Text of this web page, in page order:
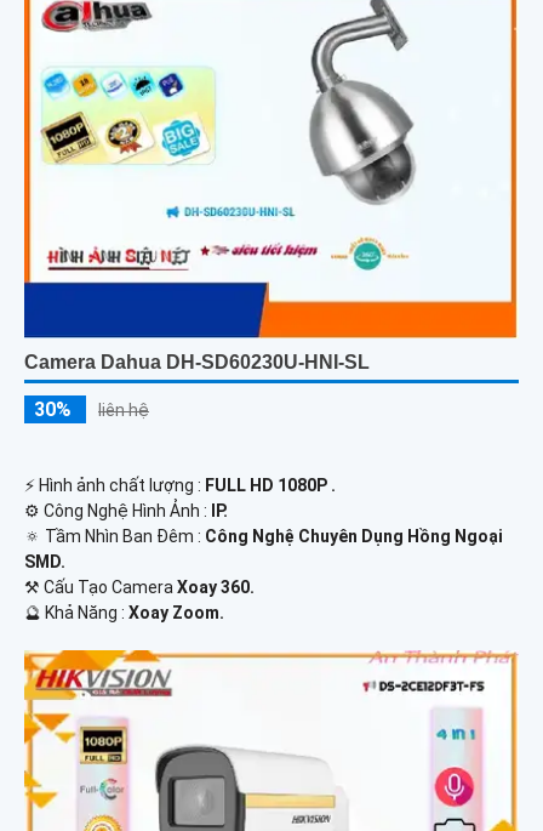
Camera Dahua DH-SD60230U-HNI-SL
30% liên hệ
️⚡ Hình ảnh chất lượng : FULL HD 1080P .
⚙ Công Nghệ Hình Ảnh :
IP.
🔅 Tầm Nhìn Ban Đêm : Công Nghệ Chuyên Dụng Hồng Ngoại
SMD.
⚒ Cấu Tạo Camera Xoay 360.
️🔮 Khả Năng : Xoay Zoom.